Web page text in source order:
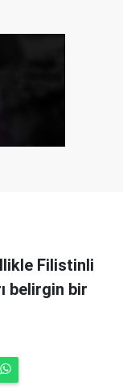
Filistinli
belirgin bir